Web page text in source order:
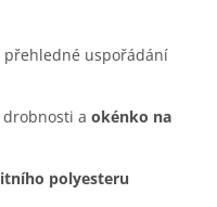
přehledné uspořádání
drobnosti a okénko na
polyesteru